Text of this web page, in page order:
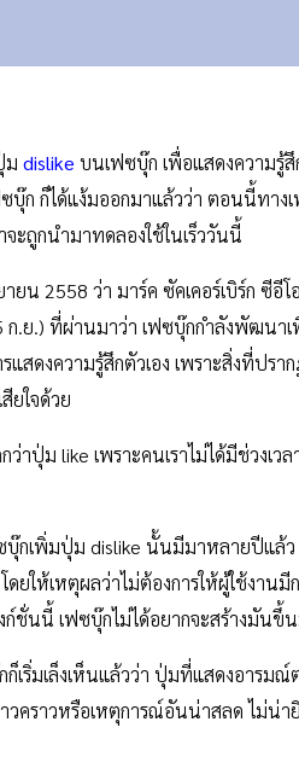
ม dislike บนเฟซบุ๊ก เพื่อแสดงความรู้สึ
บุ๊ก ก็ได้แง้มออกมาแล้วว่า ตอนนี้ทา
ะถูกนำมาทดลองใช้ในเร็ววันนี้
น 2558 ว่า มาร์ค ซัคเคอร์เบิร์ก ซีอีโ
.ย.) ที่ผ่านมาว่า เฟซบุ๊กกำลังพัฒนาเ
แสดงความรู้สึกตัวเอง เพราะสิ่งที่ป
ยใจด้วย
าปุ่ม like เพราะคนเราไม่ได้มีช่วงเว
บุ๊กเพิ่มปุ่ม dislike นั้นมีมาหลายปีแล้ว
ดยให้เหตุผลว่าไม่ต้องการให้ผู้ใช้งา
ชั่นนี้ เฟซบุ๊กไม่ได้อยากจะสร้างมันขึ้
ก็เริ่มเล็งเห็นแล้วว่า ปุ่มที่แสดงอารม
าวคราวหรือเหตุการณ์อันน่าสลด ไม่น่